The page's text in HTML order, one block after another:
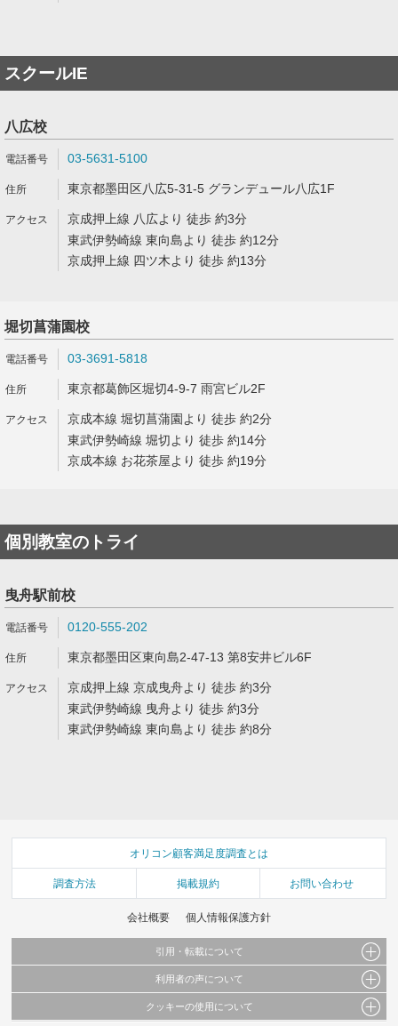
スクールIE
八広校
03-5631-5100
東京都墨田区八広5-31-5 グランデュール八広1F
京成押上線 八広より 徒歩 約3分
東武伊勢崎線 東向島より 徒歩 約12分
京成押上線 四ツ木より 徒歩 約13分
堀切菖蒲園校
03-3691-5818
東京都葛飾区堀切4-9-7 雨宮ビル2F
京成本線 堀切菖蒲園より 徒歩 約2分
東武伊勢崎線 堀切より 徒歩 約14分
京成本線 お花茶屋より 徒歩 約19分
個別教室のトライ
曳舟駅前校
0120-555-202
東京都墨田区東向島2-47-13 第8安井ビル6F
京成押上線 京成曳舟より 徒歩 約3分
東武伊勢崎線 曳舟より 徒歩 約3分
東武伊勢崎線 東向島より 徒歩 約8分
オリコン顧客満足度調査とは
調査方法 掲載規約 お問い合わせ
会社概要 個人情報保護方針
引用・転載について
当サイトで公開されている情報（文字、写真、イラスト、画像データ等）及びこれらの配
これらの情報を権利者の許可なく無断転載・複製などの二次利用を行うことは固く禁じて
利用者の声について
当サイトに掲載している内容はすべてサービスの利用者が提出された見解・感想です。
クッキーの使用について